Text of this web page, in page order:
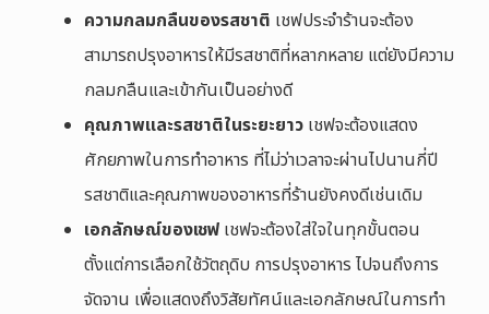
ความกลมกลืนของรสชาติ เชฟประจำร้านจะต้อง
สามารถปรุงอาหารให้มีรสชาติที่หลากหลาย แต่ยังมีความ
กลมกลืนและเข้ากันเป็นอย่างดี
คุณภาพและรสชาติในระยะยาว เชฟจะต้องแสดง
ศักยภาพในการทำอาหาร ที่ไม่ว่าเวลาจะผ่านไปนานกี่ปี
รสชาติและคุณภาพของอาหารที่ร้านยังคงดีเช่นเดิม
เอกลักษณ์ของเชฟเชฟจะต้องใส่ใจในทุกขั้นตอน
ตั้งแต่การเลือกใช้วัตถุดิบ การปรุงอาหาร ไปจนถึงการ
จัดจาน เพื่อแสดงถึงวิสัยทัศน์และเอกลักษณ์ในการทำ